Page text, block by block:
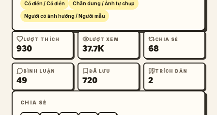
Cổ điển / Cổ điển Chân dung / Ảnh tự chụp
Người có ảnh hưởng / Người mẫu
LƯỢT THÍCH
930
LƯỢT XEM
37.7K
CHIA SẺ
68
BÌNH LUẬN
49
ĐÃ LƯU
720
TRÍCH DẪN
2
CHIA SẺ